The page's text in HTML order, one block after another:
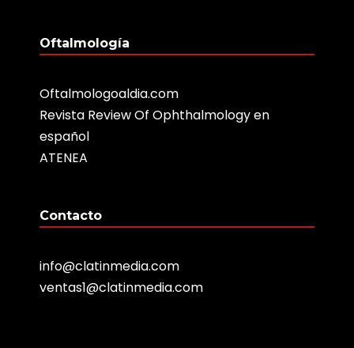
Oftalmología
Oftalmologoaldia.com
Revista Review Of Ophthalmology en
español
ATENEA
Contacto
info@clatinmedia.com
ventas1@clatinmedia.com